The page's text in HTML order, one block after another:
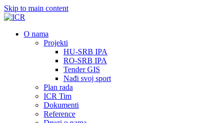
Skip to main content
О nama
Projekti
HU-SRB IPA
RO-SRB IPA
Tender GIS
Nađi svoj sport
Plan rada
ICR Tim
Dokumenti
Reference